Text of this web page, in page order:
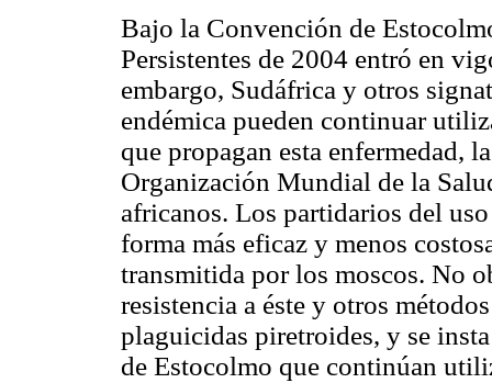
Bajo la Convención de
Persistentes de 2004 entró en
embargo, Sudáfrica y otros
endémica pueden continuar
que propagan esta enfermedad,
Organización Mundial de la
africanos. Los partidarios del
forma más eficaz y menos
transmitida por los moscos. No
resistencia a éste y otros
plaguicidas piretroides, y se
de Estocolmo que continúan